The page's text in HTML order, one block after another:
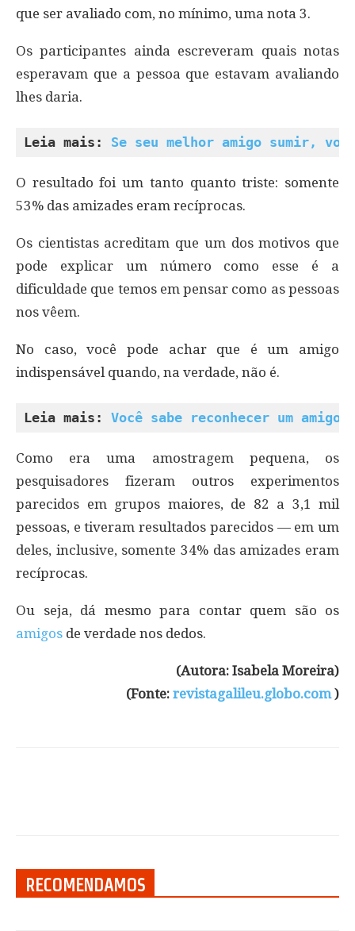
que ser avaliado com, no mínimo, uma nota 3.
Os participantes ainda escreveram quais notas
esperavam que a pessoa que estavam avaliando
lhes daria.
Leia mais: Se seu melhor amigo sumir,
O resultado foi um tanto quanto triste: somente
53% das amizades eram recíprocas.
Os cientistas acreditam que um dos motivos que
pode explicar um número como esse é a
dificuldade que temos em pensar como as pessoas
nos vêem.
No caso, você pode achar que é um amigo
indispensável quando, na verdade, não é.
Leia mais: Você sabe reconhecer um amigo
Como era uma amostragem pequena, os
pesquisadores fizeram outros experimentos
parecidos em grupos maiores, de 82 a 3,1 mil
pessoas, e tiveram resultados parecidos — em um
deles, inclusive, somente 34% das amizades eram
recíprocas.
Ou seja, dá mesmo para contar quem são os
amigos de verdade nos dedos.
(Autora: Isabela Moreira)
(Fonte: revistagalileu.globo.com)
RECOMENDAMOS